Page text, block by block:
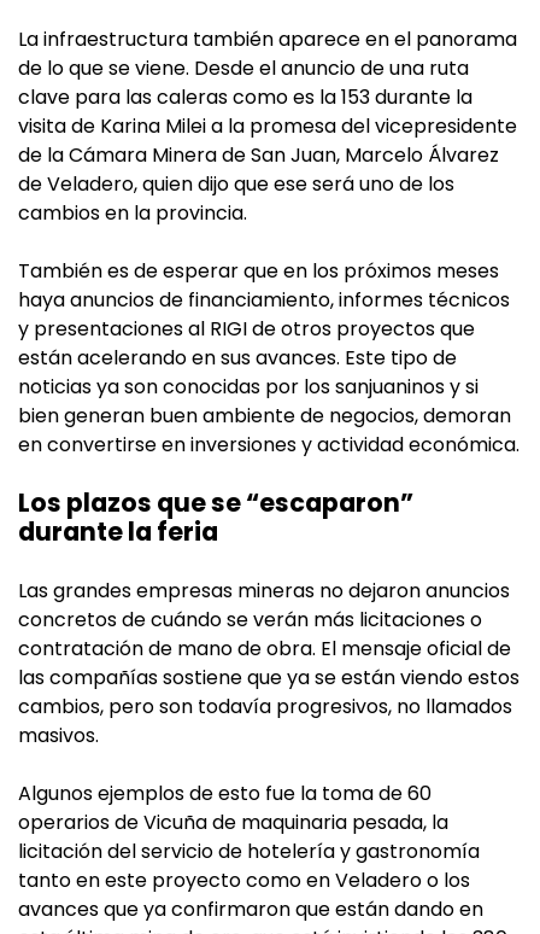
La infraestructura también aparece en el panorama
de lo que se viene. Desde el anuncio de una ruta
clave para las caleras como es la 153 durante la
visita de Karina Milei a la promesa del vicepresidente
de la Cámara Minera de San Juan, Marcelo Álvarez
de Veladero, quien dijo que ese será uno de los
cambios en la provincia.
También es de esperar que en los próximos meses
haya anuncios de financiamiento, informes técnicos
y presentaciones al RIGI de otros proyectos que
están acelerando en sus avances. Este tipo de
noticias ya son conocidas por los sanjuaninos y si
bien generan buen ambiente de negocios, demoran
en convertirse en inversiones y actividad económica.
Los plazos que se “escaparon”
durante la feria
Las grandes empresas mineras no dejaron anuncios
concretos de cuándo se verán más licitaciones o
contratación de mano de obra. El mensaje oficial de
las compañías sostiene que ya se están viendo estos
cambios, pero son todavía progresivos, no llamados
masivos.
Algunos ejemplos de esto fue la toma de 60
operarios de Vicuña de maquinaria pesada, la
licitación del servicio de hotelería y gastronomía
tanto en este proyecto como en Veladero o los
avances que ya confirmaron que están dando en